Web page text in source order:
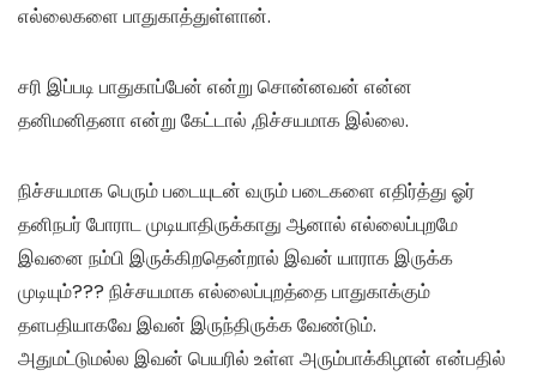
எல்லைகளை பாதுகாத்துள்ளான்.
சரி இப்படி பாதுகாப்பேன் என்று சொன்னவன் என்ன
தனிமனிதனா என்று கேட்டால் ,நிச்சயமாக இல்லை.
நிச்சயமாக பெரும் படையுடன் வரும் படைகளை எதிர்த்து ஓர்
தனிநபர் போராட முடியாதிருக்காது ஆனால் எல்லைப்புறமே
இவனை நம்பி இருக்கிறதென்றால் இவன் யாராக இருக்க
முடியும்??? நிச்சயமாக எல்லைப்புறத்தை பாதுகாக்கும்
தளபதியாகவே இவன் இருந்திருக்க வேண்டும்.
அதுமட்டுமல்ல இவன் பெயரில் உள்ள அரும்பாக்கிழான் என்பதில்